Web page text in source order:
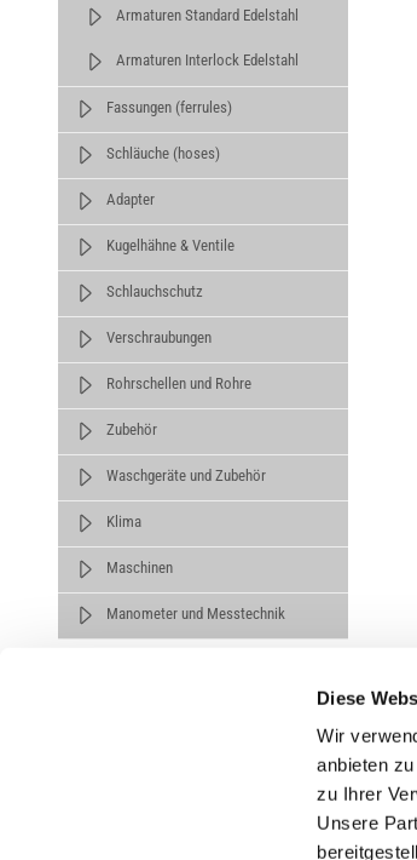
Diese
Wir
anbieten
zu Ihrer
Unsere
Armaturen Standard Edelstahl
Armaturen Interlock Edelstahl
Fassungen (ferrules)
Schläuche (hoses)
Adapter
Kugelhähne & Ventile
Schlauchschutz
Verschraubungen
Rohrschellen und Rohre
Zubehör
Waschgeräte und Zubehör
Klima
Maschinen
Manometer und Messtechnik